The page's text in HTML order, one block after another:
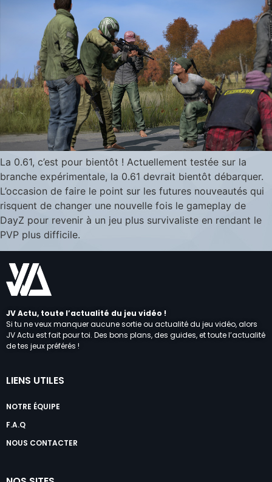
La 0.61, c’est pour bientôt ! Actuellement testée sur la
branche expérimentale, la 0.61 devrait bientôt débarquer.
L’occasion de faire le point sur les futures nouveautés qui
risquent de changer une nouvelle fois le gameplay de
DayZ pour revenir à un jeu plus survivaliste en rendant le
PVP plus difficile.
JV Actu, toute l’actualité du jeu vidéo !
Si tu ne veux manquer aucune sortie ou actualité du jeu vidéo, alors
JV Actu est fait pour toi. Des bons plans, des guides, et toute l’actualité
de tes jeux préférés !
LIENS UTILES
NOTRE ÉQUIPE
F.A.Q
NOUS CONTACTER